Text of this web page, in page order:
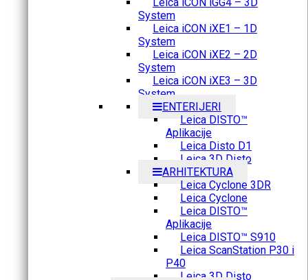
System
Leica iCON iXE1 – 1D
System
Leica iCON iXE2 – 2D
System
Leica iCON iXE3 – 3D
System
ENTERIJERI
Leica DISTO™
Aplikacije
Leica Disto D1
Leica 3D Disto
ARHITEKTURA
Leica Cyclone 3DR
Leica Cyclone
Leica DISTO™
Aplikacije
Leica DISTO™ S910
Leica ScanStation P30 i
P40
Leica 3D Disto